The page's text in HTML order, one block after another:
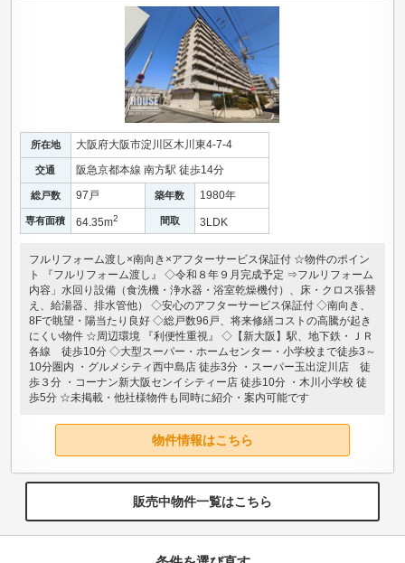
所在地 大阪府大阪市淀川区木川東4-7-4
交通 阪急京都本線 南方駅 徒歩14分
総戸数 97戸 築年数 1980年
専有面積 64.35m2 間取 3LDK
フルリフォーム渡し×南向き×アフターサービス保証付 ☆物件のポイン
ト 『フルリフォーム渡し』 ◇令和８年９月完成予定 ⇒フルリフォーム
内容」水回り設備（食洗機・浄水器・浴室乾燥機付）、床・クロス張替
え、給湯器、排水管他） ◇安心のアフターサービス保証付 ◇南向き、
8Fで眺望・陽当たり良好 ◇総戸数96戸、将来修繕コストの高騰が起き
にくい物件 ☆周辺環境 『利便性重視』 ◇【新大阪】駅、地下鉄・ＪＲ
各線 徒歩10分 ◇大型スーパー・ホームセンター・小学校まで徒歩3～
10分圏内 ・グルメシティ西中島店 徒歩3分 ・スーパー玉出淀川店 徒
歩３分 ・コーナン新大阪センイシティー店 徒歩10分 ・木川小学校 徒
歩5分 ☆未掲載・他社様物件も同時に紹介・案内可能です
物件情報はこちら
販売中物件一覧はこちら